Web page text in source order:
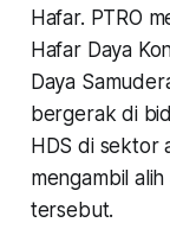
Hafar. PTRO
Hafar Daya
Daya
bergerak di
HDS di sektor
mengambil
tersebut.